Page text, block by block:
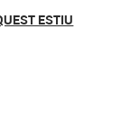
ESTIU